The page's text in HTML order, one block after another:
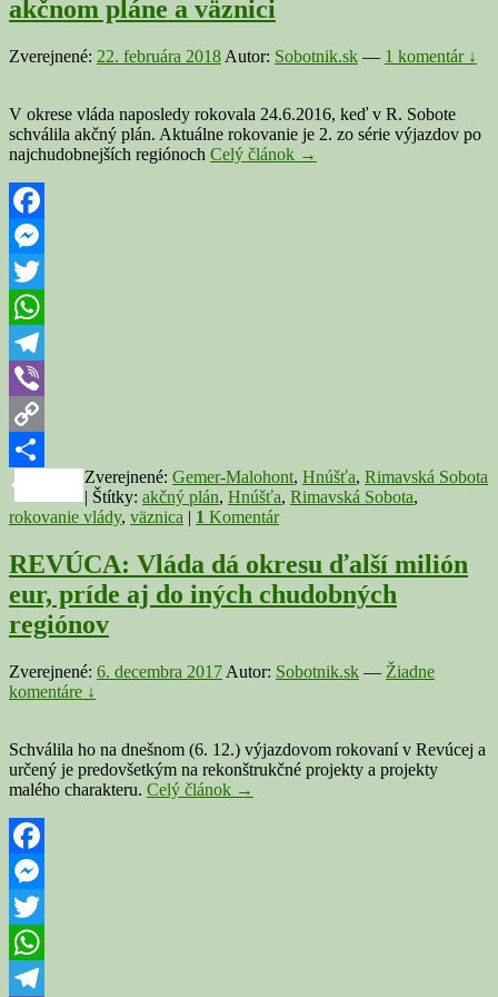
akčnom pláne a väznici
Zverejnené: 22. februára 2018 Autor: Sobotnik.sk — 1 komentár ↓
V okrese vláda naposledy rokovala 24.6.2016, keď v R. Sobote
schválila akčný plán. Aktuálne rokovanie je 2. zo série výjazdov po
najchudobnejších regiónoch Celý článok HNÚŠŤA:
→
Facebook
Messenger
Twitter
WhatsApp
Telegram
Viber
Copy
Link
Share
Zverejnené: Gemer-Malohont, Hnúšťa, Rimavská Sobota
| Štítky: akčný plán, Hnúšťa, Rimavská Sobota,
rokovanie vlády, väznica | 1 Komentár
REVÚCA: Vláda dá okresu ďalší milión
eur, príde aj do iných chudobných
regiónov
Zverejnené: 6. decembra 2017 Autor: Sobotnik.sk — Žiadne
komentáre ↓
Schválila ho na dnešnom (6. 12.) výjazdovom rokovaní v Revúcej a
určený je predovšetkým na rekonštrukčné projekty a projekty
malého charakteru. Celý článok REVÚCA:
→
Facebook
Messenger
Twitter
WhatsApp